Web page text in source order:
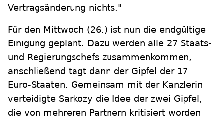
Vertragsänderung nichts."
Für den Mittwoch (26.) ist nun die endgültige
Einigung geplant. Dazu werden alle 27 Staats-
und Regierungschefs zusammenkommen,
anschließend tagt dann der Gipfel der 17
Euro-Staaten. Gemeinsam mit der Kanzlerin
verteidigte Sarkozy die Idee der zwei Gipfel,
die von mehreren Partnern kritisiert worden